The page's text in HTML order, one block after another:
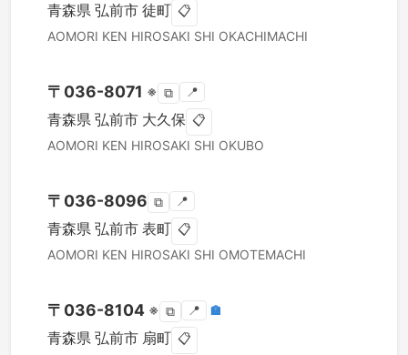
青森県 弘前市 徒町 📋
AOMORI KEN HIROSAKI SHI OKACHIMACHI
〒 036-8071 ※ ⧉ 📍
青森県 弘前市 大久保 📋
AOMORI KEN HIROSAKI SHI OKUBO
〒 036-8096 ⧉ 📍
青森県 弘前市 表町 📋
AOMORI KEN HIROSAKI SHI OMOTEMACHI
〒 036-8104 ※ ⧉ 📍 🏣
青森県 弘前市 扇町 📋